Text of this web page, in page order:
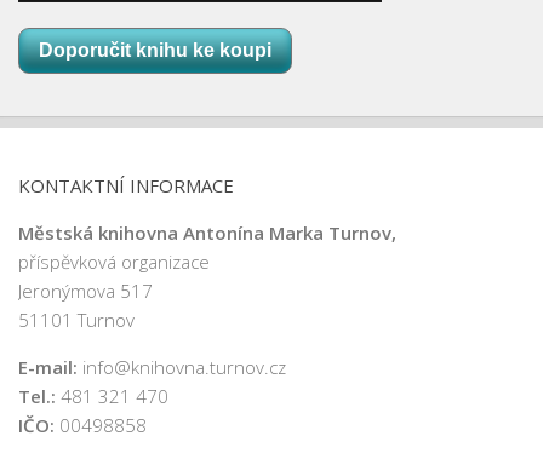
Doporučit knihu ke koupi
KONTAKTNÍ INFORMACE
Městská knihovna Antonína Marka Turnov,
příspěvková organizace
Jeronýmova 517
51101 Turnov
E-mail: info@knihovna.turnov.cz
Tel.: 481 321 470
IČO: 00498858